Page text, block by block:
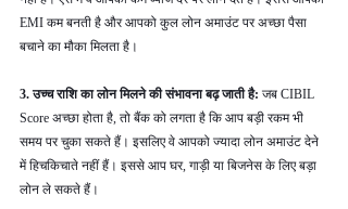
EMI कम बनती है और आपको कुल लोन अमाउंट पर अच्छा पैसा
बचाने का मौका मिलता है।
3. उच्च राशि का लोन मिलने की संभावना बढ़ जाती है: जब CIBIL
Score अच्छा होता है, तो बैंक को लगता है कि आप बड़ी रकम भी
समय पर चुका सकते हैं। इसलिए वे आपको ज्यादा लोन अमाउंट देने
में हिचकिचाते नहीं हैं। इससे आप घर, गाड़ी या बिजनेस के लिए बड़ा
लोन ले सकते हैं।